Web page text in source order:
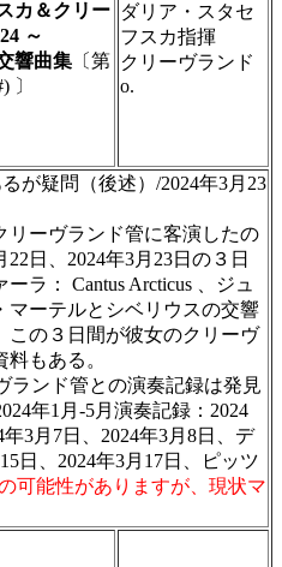
カ＆クリー
～
響曲集 〔第
〕
ダリア・スタセ
フスカ指揮
クリーヴランド
o.
が疑問（後述）/2024年3月23
ーヴランド管に客演したの
22日、2024年3月23日の３日
ラ： Cantus Arcticus 、ジュ
マーテルとシベリウスの交響
この３日間が彼女のクリーヴ
もある。
ンド管との演奏記録は発見
年1月-5月演奏記録：2024
3月7日、2024年3月8日、デ
日、2024年3月17日、ピッツ
可能性がありますが、現状マ